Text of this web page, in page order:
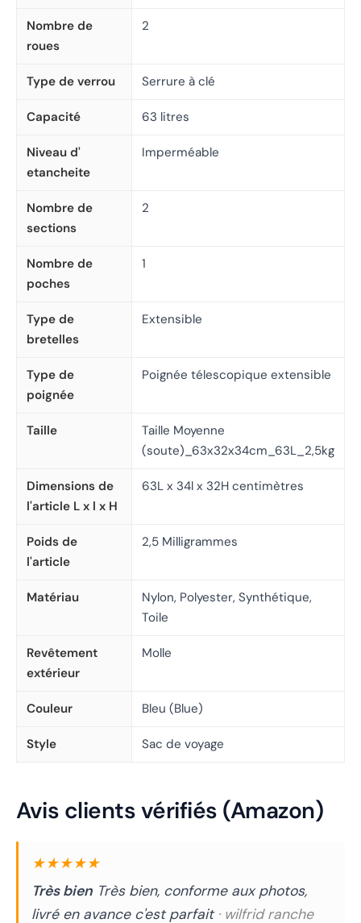
Nombre de
roues
2
Type de verrou Serrure à clé
Capacité 63 litres
Niveau d'
etancheite
Imperméable
Nombre de
sections
2
Nombre de
poches
1
Type de
bretelles
Extensible
Type de
poignée
Poignée télescopique extensible
Taille
Taille Moyenne
(soute)_63x32x34cm_63L_2,5kg
Dimensions de
l'article L x l x H
63L x 34l x 32H centimètres
Poids de
l'article
2,5 Milligrammes
Matériau
Nylon, Polyester, Synthétique,
Toile
Revêtement
extérieur
Molle
Couleur Bleu (Blue)
Style Sac de voyage
Avis clients vérifiés (Amazon)
★★★★★
Très bien Très bien, conforme aux photos,
livré en avance c'est parfait · wilfrid ranche